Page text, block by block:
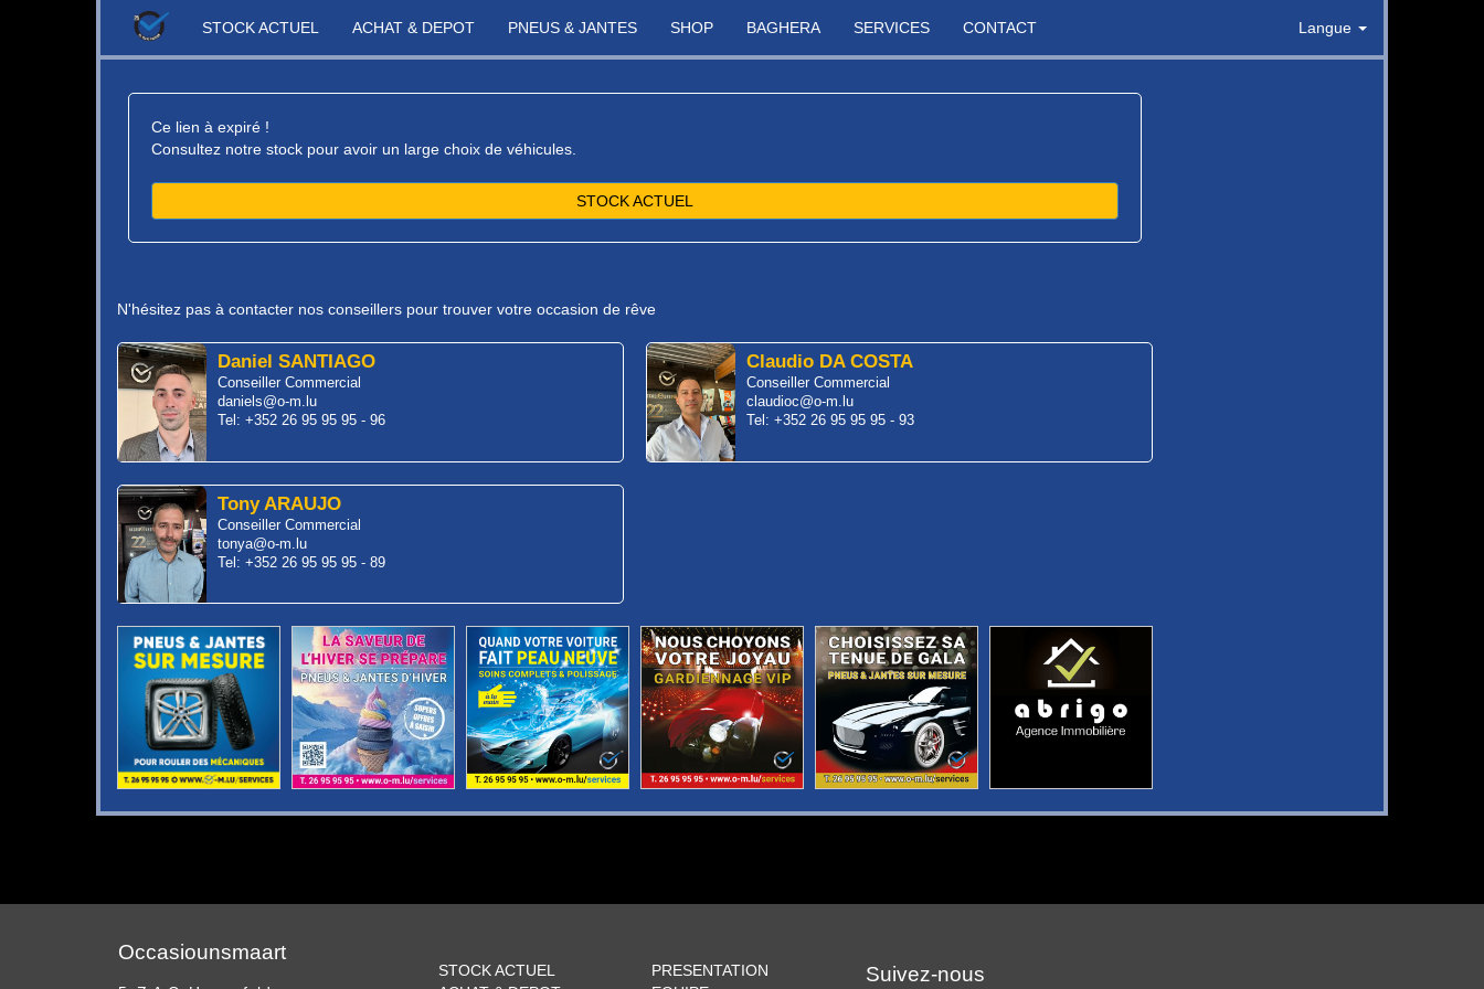
STOCK ACTUEL ACHAT & DEPOT PNEUS & JANTES SHOP BAGHERA SERVICES CONTACT Langue
Ce lien à expiré !
Consultez notre stock pour avoir un large choix de véhicules.
STOCK ACTUEL
N'hésitez pas à contacter nos conseillers pour trouver votre occasion de rêve
Daniel SANTIAGO
Conseiller Commercial
daniels@o-m.lu
Tel: +352 26 95 95 95 - 96
Claudio DA COSTA
Conseiller Commercial
claudioc@o-m.lu
Tel: +352 26 95 95 95 - 93
Tony ARAUJO
Conseiller Commercial
tonya@o-m.lu
Tel: +352 26 95 95 95 - 89
Occasiounsmaart
STOCK ACTUEL
PRESENTATION
Suivez-nous